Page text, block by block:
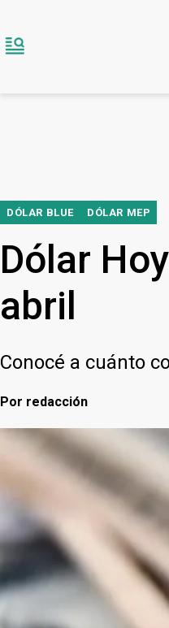
DÓLAR BLUE DÓLAR MEP
Dólar
abril
Conocé a cuánto
Por redacción